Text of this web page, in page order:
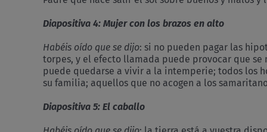
Diapositiva 4: Mujer con los brazos en alto
Habéis oído que se dijo: si no pueden pagar las
torpes, y el efecto llamada puede provocar que
puede quedarse a vivir a la intemperie; todos los
su familia; aquellos que no acogen a los
Diapositiva 5: El caballo